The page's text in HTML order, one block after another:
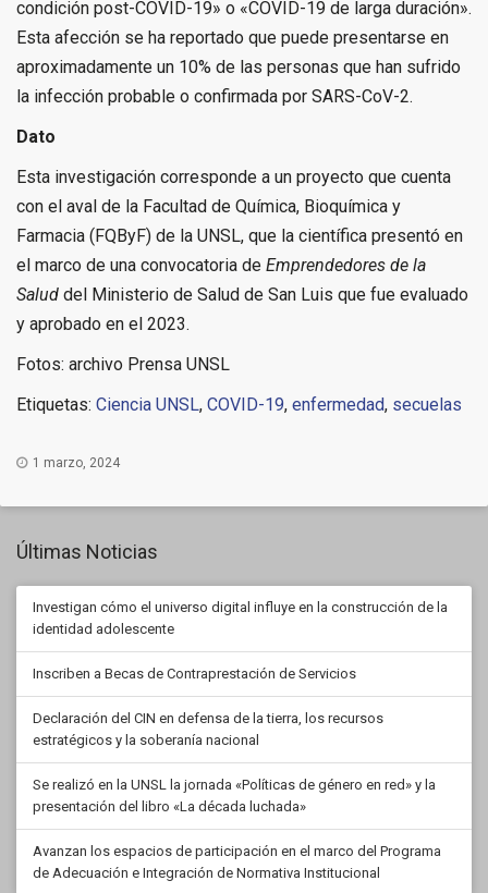
condición post-COVID-19» o «COVID-19 de larga duración».
Esta afección se ha reportado que puede presentarse en
aproximadamente un 10% de las personas que han sufrido
la infección probable o confirmada por SARS-CoV-2.
Dato
Esta investigación corresponde a un proyecto que cuenta
con el aval de la Facultad de Química, Bioquímica y
Farmacia (FQByF) de la UNSL, que la científica presentó en
el marco de una convocatoria de Emprendedores de la
Salud del Ministerio de Salud de San Luis que fue evaluado
y aprobado en el 2023.
Fotos: archivo Prensa UNSL
Etiquetas: Ciencia UNSL, COVID-19, enfermedad, secuelas
1 marzo, 2024
Últimas Noticias
Investigan cómo el universo digital influye en la construcción de la
identidad adolescente
Inscriben a Becas de Contraprestación de Servicios
Declaración del CIN en defensa de la tierra, los recursos
estratégicos y la soberanía nacional
Se realizó en la UNSL la jornada «Políticas de género en red» y la
presentación del libro «La década luchada»
Avanzan los espacios de participación en el marco del Programa
de Adecuación e Integración de Normativa Institucional